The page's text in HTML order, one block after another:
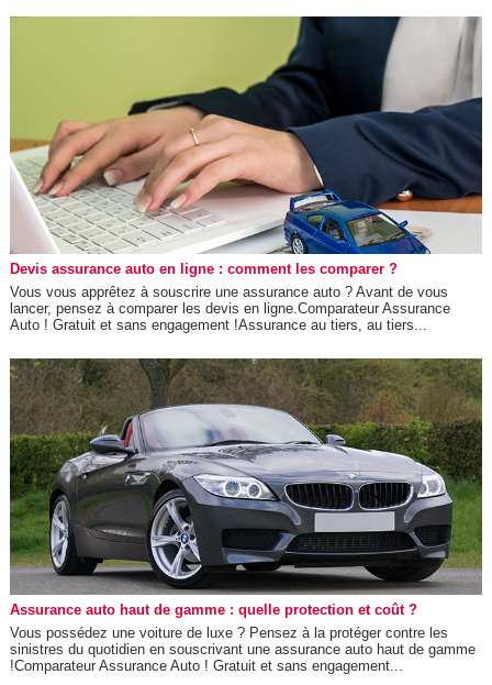
Devis assurance auto en ligne : comment les comparer ?
Vous vous apprêtez à souscrire une assurance auto ? Avant de vous
lancer, pensez à comparer les devis en ligne.Comparateur Assurance
Auto ! Gratuit et sans engagement !Assurance au tiers, au tiers...
Assurance auto haut de gamme : quelle protection et coût ?
Vous possédez une voiture de luxe ? Pensez à la protéger contre les
sinistres du quotidien en souscrivant une assurance auto haut de gamme
!Comparateur Assurance Auto ! Gratuit et sans engagement...